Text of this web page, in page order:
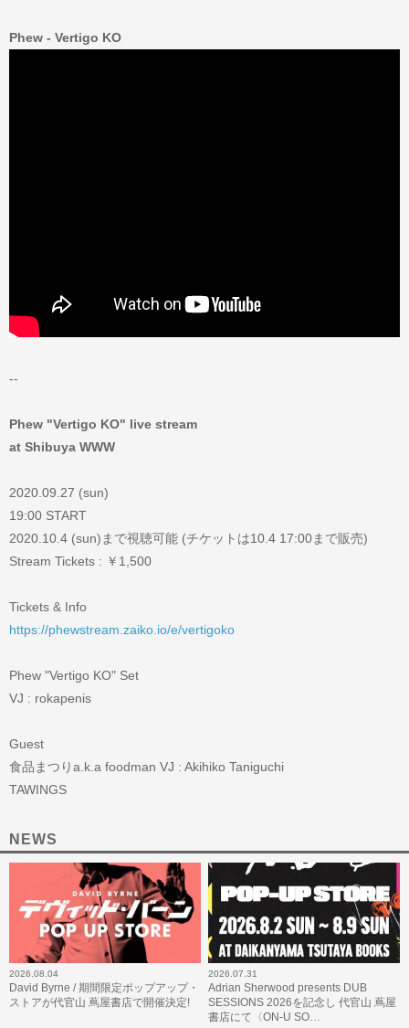
Phew - Vertigo KO
--
Phew "Vertigo KO" live stream
at Shibuya WWW
2020.09.27 (sun)
19:00 START
2020.10.4 (sun)まで視聴可能 (チケットは10.4 17:00まで販売)
Stream Tickets : ￥1,500
Tickets & Info
https://phewstream.zaiko.io/e/vertigoko
Phew "Vertigo KO" Set
VJ : rokapenis
Guest
食品まつりa.k.a foodman VJ : Akihiko Taniguchi
TAWINGS
NEWS
2026.08.04
David Byrne / 期間限定ポップアップ・
ストアが代官山 蔦屋書店で開催決定!
2026.07.31
Adrian Sherwood presents DUB
SESSIONS 2026を記念し 代官山 蔦屋
書店にて〈ON-U SO…